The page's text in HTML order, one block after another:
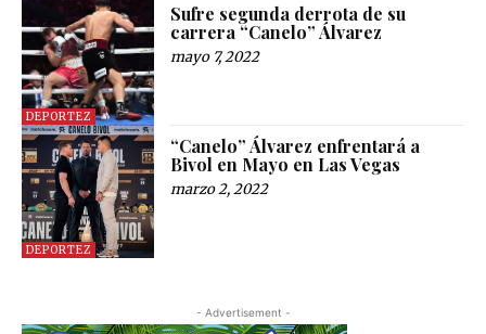
DEPORTEZ
Sufre segunda derrota de su
carrera “Canelo” Álvarez
mayo 7, 2022
DEPORTEZ
“Canelo” Álvarez enfrentará a
Bivol en Mayo en Las Vegas
marzo 2, 2022
- Advertisement -